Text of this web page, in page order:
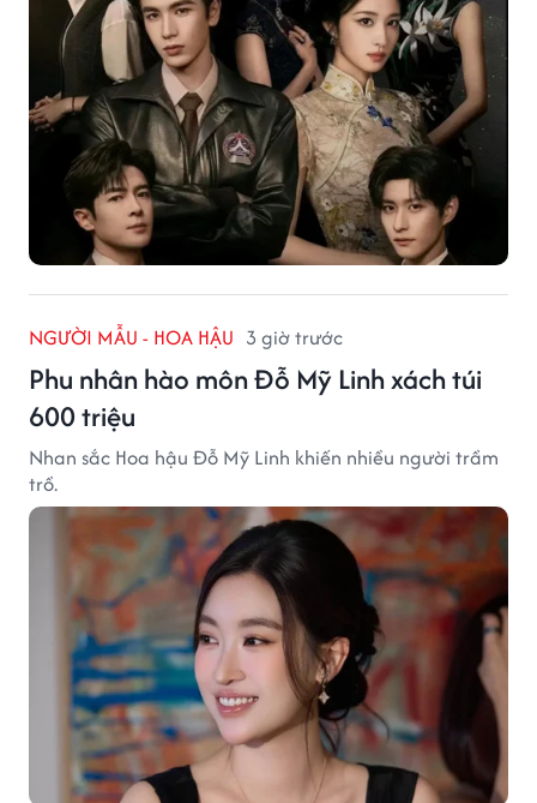
NGƯỜI MẪU - HOA HẬU 3 giờ trước
Phu nhân hào môn Đỗ Mỹ Linh xách túi
600 triệu
Nhan sắc Hoa hậu Đỗ Mỹ Linh khiến nhiều người trầm
trồ.